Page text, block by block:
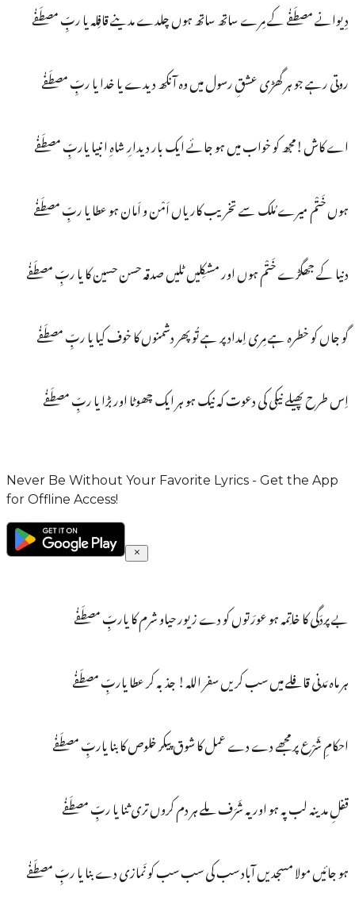
دِیوانے مصطَفٰے کے مِرے ساتھ ساتھ ہوں چلدے مدینے قافِلہ یا ربِّ مصطَفٰے
روتی رہے جو ہر گھڑی عشقِ رسول میں وہ آنکھ دیدے یا خدا یا ربِّ مصطَفٰے
اے کاش!مجھ کو خواب میں ہو جائے ایک بار دیدارِ شاہِ انبیا یاربِّ مصطَفٰے
ہوں خَتْم میرے مُلک سے تخریب کاریاں اَمْن و اَمان ہو عطا یا ربِّ مصطَفٰے
دنیا کے جھگڑے خَتْم ہوں اور مشکِلیں ٹلیں صدقہ حسن حسین کا یا ربِّ مصطَفٰے
گو جاں کو خطرہ ہے مِری اِمداد پر ہے تُو پھر دشمنوں کا خوف کیا یا ربِّ مصطَفٰے
اِس طرح پھیلے نیکی کی دعوت کہ نیک ہو ہر ایک چھوٹا اور بڑا یا ربِّ مصطَفٰے
Never Be Without Your Favorite Lyrics - Get the App
for Offline Access!
بے پردَگی کا خاتِمہ ہو عورَتوں کو دے زیور حیاو شرم کا یاربِّ مصطَفٰے
ہر ماہ مَدنی قافلے میں سب کریں سفر اللہ! جذبہ کر عطا یاربِّ مصطَفٰے
احکامِ شَرْع پر مجھے دے دے عمل کا شوق پیکر خلوص کا بنا یاربِّ مصطَفٰے
قفلِ مدینہ لب پہ ہو اور یہ شَرَف ملے ہر دم کروں تری ثنا یا ربِّ مصطَفٰے
ہو جائیں مولا مسجدیں آباد سب کی سب سب کو نَمازی دے بنا یا ربِّ مصطَفٰے